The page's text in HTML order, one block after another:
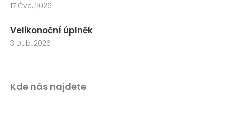
17 Čvc, 2026
Velikonoční úplněk
3 Dub, 2026
Kde nás najdete